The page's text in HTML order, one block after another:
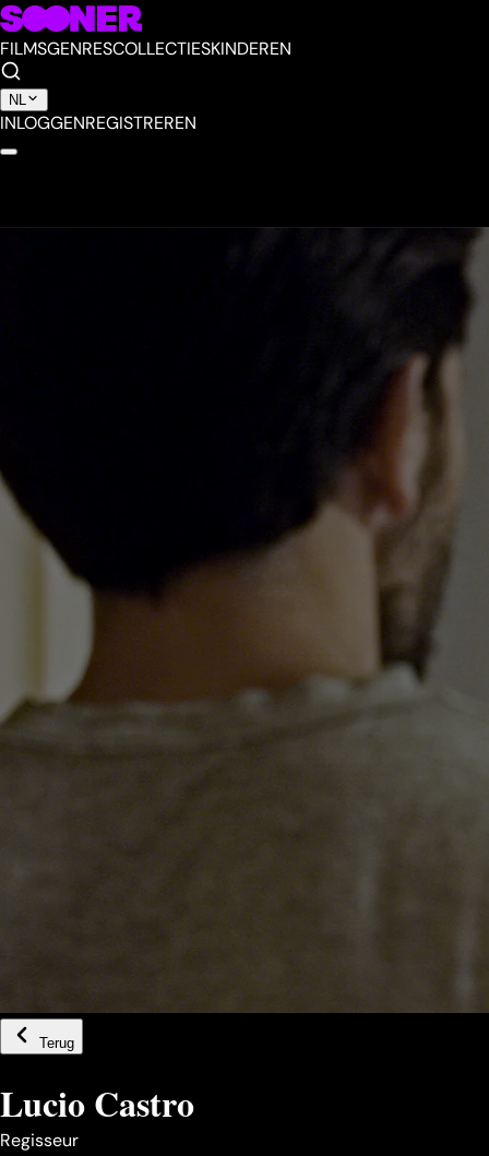
FILMSGENRESCOLLECTIESKINDEREN
NL
INLOGGENREGISTREREN
Terug
Lucio Castro
Regisseur